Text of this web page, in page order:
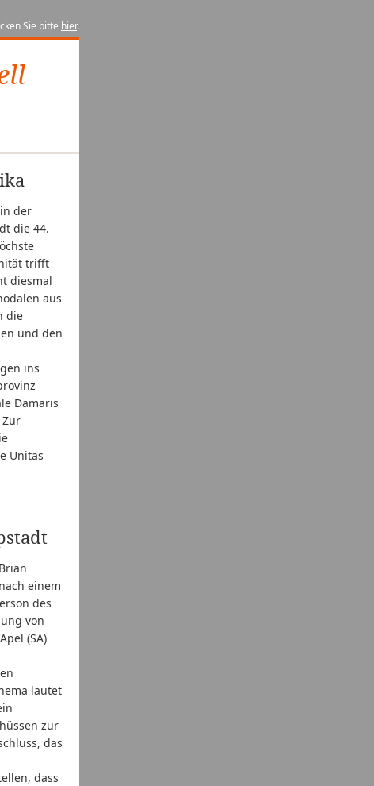
Sie bitte hier.
der
die 44.
trifft
diesmal
aus
die
und den
ins
Damaris
Zur
Unitas
einem
des
von
(SA)
lautet
zur
das
dass